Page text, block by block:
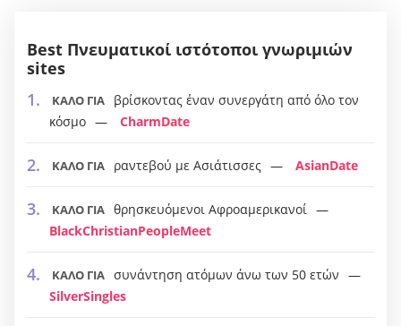
Best Πνευματικοί ιστότοποι γνωριμιών
sites
ΚΑΛΟ ΓΙΑ
βρίσκοντας έναν συνεργάτη από όλο τον
κόσμο
CharmDate
ΚΑΛΟ ΓΙΑ ραντεβού με Ασιάτισσες AsianDate
ΚΑΛΟ ΓΙΑ θρησκευόμενοι Αφροαμερικανοί
BlackChristianPeopleMeet
ΚΑΛΟ ΓΙΑ συνάντηση ατόμων άνω των 50 ετών
SilverSingles